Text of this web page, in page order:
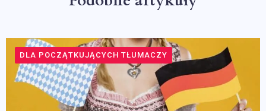
DLA POCZĄTKUJĄCYCH TŁUMACZY